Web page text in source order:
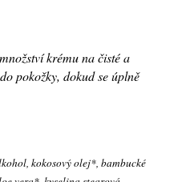
krému na čisté a
pokožky, dokud se úplně
kokosový olej*, bambucké